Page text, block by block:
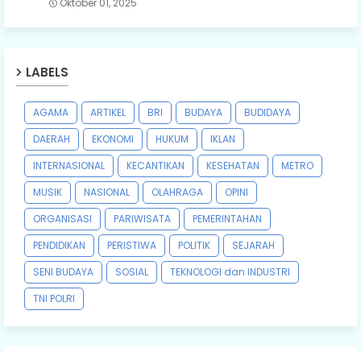
LABELS
AGAMA ARTIKEL BRI BUDAYA
BUDIDAYA
DAERAH
EKONOMI HUKUM
IKLAN
INTERNASIONAL
KECANTIKAN KESEHATAN
METRO
MUSIK
NASIONAL OLAHRAGA
OPINI
ORGANISASI
PARIWISATA
PEMERINTAHAN
PENDIDIKAN
PERISTIWA POLITIK
SEJARAH
SENI BUDAYA
SOSIAL
TEKNOLOGI dan INDUSTRI
TNI POLRI